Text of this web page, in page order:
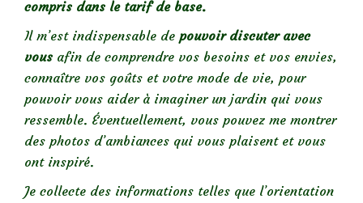
compris dans le tarif de base.
Il m’est indispensable de pouvoir discuter avec
vous afin de comprendre vos besoins et vos envies,
connaître vos goûts et votre mode de vie, pour
pouvoir vous aider à imaginer un jardin qui vous
ressemble. Éventuellement, vous pouvez me montrer
des photos d’ambiances qui vous plaisent et vous
ont inspiré.
Je collecte des informations telles que l’orientation